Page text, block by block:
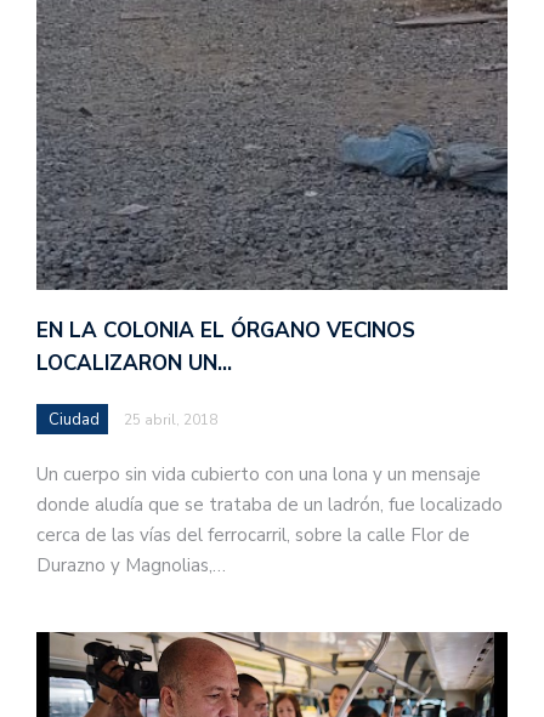
EN LA COLONIA EL ÓRGANO VECINOS
LOCALIZARON UN…
Ciudad 25 abril, 2018
Un cuerpo sin vida cubierto con una lona y un mensaje
donde aludía que se trataba de un ladrón, fue localizado
cerca de las vías del ferrocarril, sobre la calle Flor de
Durazno y Magnolias,…